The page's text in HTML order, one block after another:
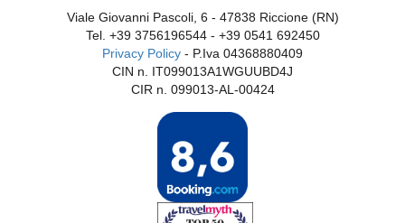
Viale Giovanni Pascoli, 6 - 47838 Riccione (RN)
Tel. +39 3756196544- +39 0541 692450
Privacy Policy - P.Iva 04368880409
CIN n. IT099013A1WGUUBD4J
CIR n. 099013-AL-00424